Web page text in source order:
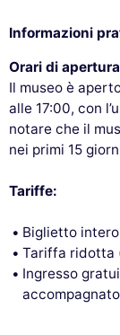
Informazioni
Orari di
Il museo è
alle 17:00, con
notare che il
nei primi 15
Tariffe:
Biglietto
Tariffa ridotta
Ingresso